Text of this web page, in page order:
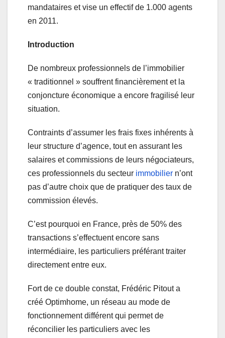
mandataires et vise un effectif de 1.000 agents
en 2011.
Introduction
De nombreux professionnels de l’immobilier
« traditionnel » souffrent financièrement et la
conjoncture économique a encore fragilisé leur
situation.
Contraints d’assumer les frais fixes inhérents à
leur structure d’agence, tout en assurant les
salaires et commissions de leurs négociateurs,
ces professionnels du secteur immobilier n’ont
pas d’autre choix que de pratiquer des taux de
commission élevés.
C’est pourquoi en France, près de 50% des
transactions s’effectuent encore sans
intermédiaire, les particuliers préférant traiter
directement entre eux.
Fort de ce double constat, Frédéric Pitout a
créé Optimhome, un réseau au mode de
fonctionnement différent qui permet de
réconcilier les particuliers avec les